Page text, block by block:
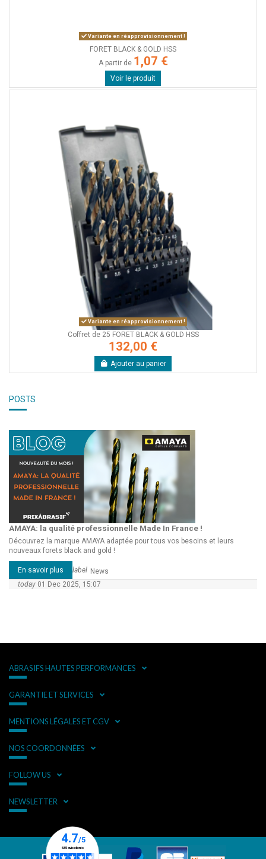
Variante en réapprovisionnement !
FORET BLACK & GOLD HSS
A partir de 1,07 €
Voir le produit
Variante en réapprovisionnement !
Coffret de 25 FORET BLACK & GOLD HSS
132,00 €
Ajouter au panier
POSTS
AMAYA: la qualité professionnelle Made In France !
Découvrez la marque AMAYA adaptée pour tous vos besoins et leurs
nouveaux forets black and gold !
En savoir plus label News
today 01 Dec 2025, 15:07
ABRASIFS HAUTES PERFORMANCES
GARANTIE ET SERVICES
MENTIONS LÉGALES ET CGV
NOS COORDONNÉES
FOLLOW US
NEWSLETTER